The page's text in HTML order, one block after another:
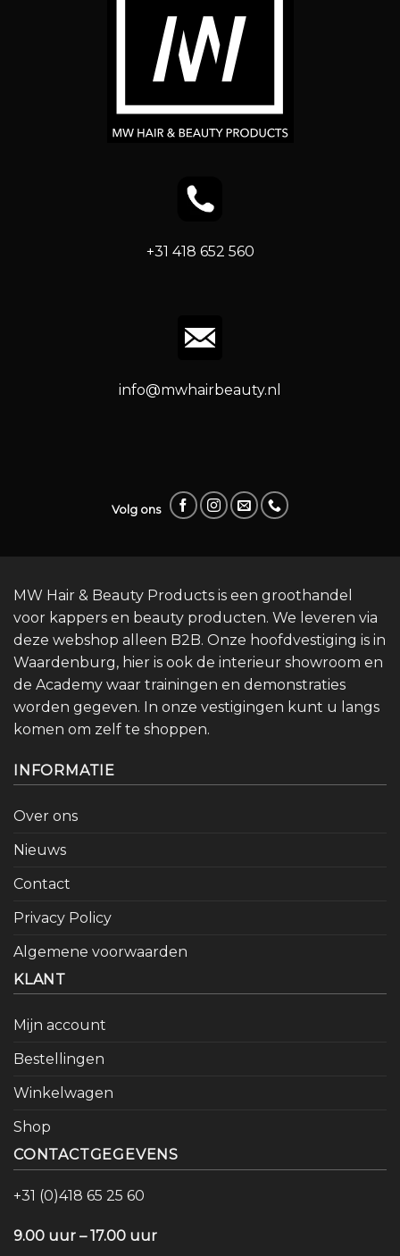
+31 418 652 560
info@mwhairbeauty.nl
Volg ons
MW Hair & Beauty Products is een groothandel
voor kappers en beauty producten. We leveren via
deze webshop alleen B2B. Onze hoofdvestiging is in
Waardenburg, hier is ook de interieur showroom en
de Academy waar trainingen en demonstraties
worden gegeven. In onze vestigingen kunt u langs
komen om zelf te shoppen.
INFORMATIE
Over ons
Nieuws
Contact
Privacy Policy
Algemene voorwaarden
KLANT
Mijn account
Bestellingen
Winkelwagen
Shop
CONTACTGEGEVENS
+31 (0)418 65 25 60
9.00 uur – 17.00 uur